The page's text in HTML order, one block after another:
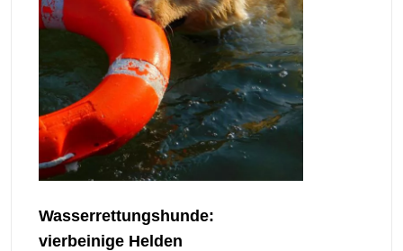
Wasserrettungshunde:
vierbeinige Helden